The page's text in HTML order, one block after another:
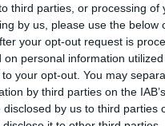
third parties, or processing of
by us, please use the below
your opt-out request is
personal information
your opt-out. You may
by third parties on the
by us to third parties